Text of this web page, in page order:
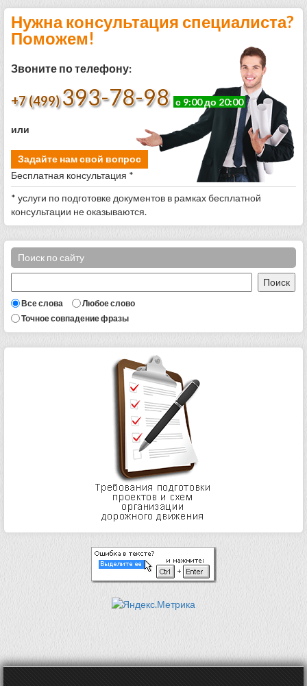
Нужна консультация специалиста?
Поможем!
Звоните по телефону:
+7 (499) 393-78-98 с 9:00 до 20:00
или
Задайте нам свой вопрос
Бесплатная консультация *
* услуги по подготовке документов в рамках бесплатной
консультации не оказываются.
Поиск по сайту
Все слова
Любое слово
Точное совпадение фразы